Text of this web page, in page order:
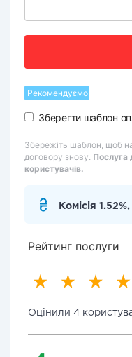
Рекомендуємо
Зберегти шаблон
Збережіть шаблон, щоб
договору знову. Послуга
користувачів.
Комісія
Рейтинг послуги
Оцінили 4